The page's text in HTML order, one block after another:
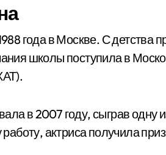
года в Москве. С детства
школы поступила в
в 2007 году, сыграв
актриса получила